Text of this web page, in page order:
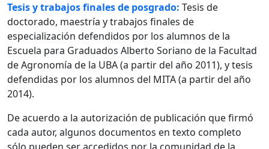
Tesis y trabajos finales de posgrado: Tesis de
doctorado, maestría y trabajos finales de
especialización defendidos por los alumnos de la
Escuela para Graduados Alberto Soriano de la Facultad
de Agronomía de la UBA (a partir del año 2011), y tesis
defendidas por los alumnos del MITA (a partir del año
2014).
De acuerdo a la autorización de publicación que firmó
cada autor, algunos documentos en texto completo